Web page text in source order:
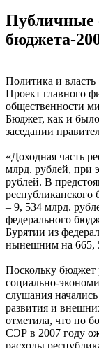
Публичные
бюджета-
Политика и власть
Проект главного
общественности
Бюджет, как и
заседании
«Доходная часть
млрд. рублей, при
рублей. В
республиканского
– 9, 534 млрд.
федерального
Бурятии из
нынешним на 665,
Поскольку бюджет
социально-
слушания
развития и
отметила, что по
СЭР в 2007 году